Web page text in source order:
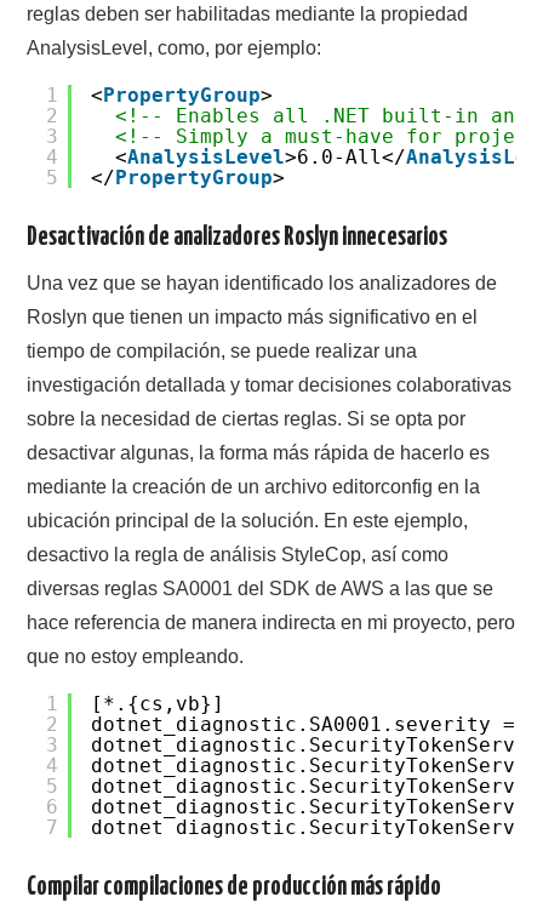
reglas deben ser habilitadas mediante la propiedad
AnalysisLevel, como, por ejemplo:
1
2
3
4
5
<PropertyGroup>
<!-- Enables all .NET built-in
<!-- Simply a must-have for
<AnalysisLevel>6.0-All</
</PropertyGroup>
Desactivación de analizadores Roslyn innecesarios
Una vez que se hayan identificado los analizadores de
Roslyn que tienen un impacto más significativo en el
tiempo de compilación, se puede realizar una
investigación detallada y tomar decisiones colaborativas
sobre la necesidad de ciertas reglas. Si se opta por
desactivar algunas, la forma más rápida de hacerlo es
mediante la creación de un archivo editorconfig en la
ubicación principal de la solución. En este ejemplo,
desactivo la regla de análisis StyleCop, así como
diversas reglas SA0001 del SDK de AWS a las que se
hace referencia de manera indirecta en mi proyecto, pero
que no estoy empleando.
1
2
3
4
5
6
7
[*.{cs,vb}]
dotnet_diagnostic.SA0001.severity =
Compilar compilaciones de producción más rápido